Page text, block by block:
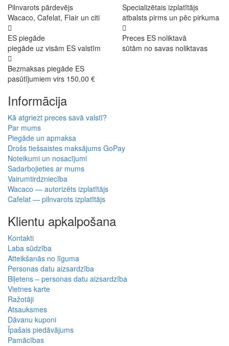
Pilnvarots pārdevējs
Wacaco, Cafelat, Flair un citi
Specializētais izplatītājs
atbalsts pirms un pēc pirkuma
ES piegāde
piegāde uz visām ES valstīm
Preces ES noliktavā
sūtām no savas noliktavas
Bezmaksas piegāde ES
pasūtījumiem virs 150,00 €
Informācija
Kā atgriezt preces savā valstī?
Par mums
Piegāde un apmaksa
Drošs tiešsaistes maksājums GoPay
Noteikumi un nosacījumi
Sadarbojieties ar mums
Vairumtirdzniecība
Wacaco — autorizēts izplatītājs
Cafelat — pilnvarots izplatītājs
Klientu apkalpošana
Kontakti
Laba sūdzība
Atteikšanās no līguma
Personas datu aizsardzība
Biļetens – personas datu aizsardzība
Vietnes karte
Ražotāji
Atsauksmes
Dāvanu kuponi
Īpašais piedāvājums
Pamācības